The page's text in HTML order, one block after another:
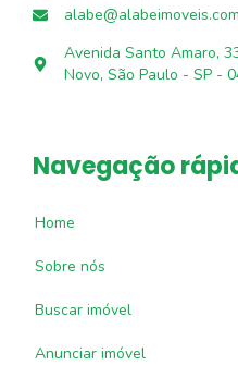
Avenida Santo Amaro,
Novo, São Paulo - SP -
Navegação
Home
Sobre nós
Buscar imóvel
Anunciar imóvel